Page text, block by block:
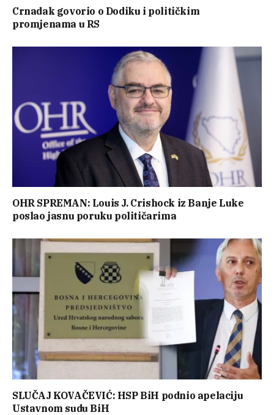
Crnadak govorio o Dodiku i političkim
promjenama u RS
OHR SPREMAN: Louis J. Crishock iz Banje Luke
poslao jasnu poruku političarima
SLUČAJ KOVAČEVIĆ: HSP BiH podnio apelaciju
Ustavnom sudu BiH